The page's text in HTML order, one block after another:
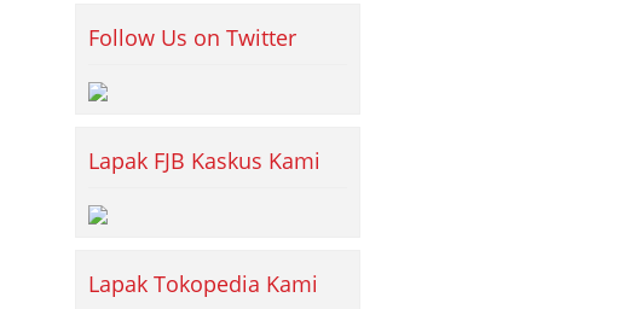
Follow Us on Twitter
Lapak FJB Kaskus Kami
Lapak Tokopedia Kami